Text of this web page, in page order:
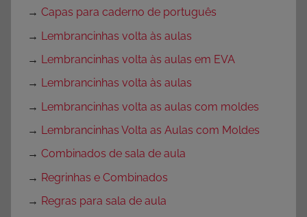
→ Capas para caderno de português
→ Lembrancinhas volta às aulas
→ Lembrancinhas volta às aulas em EVA
→ Lembrancinhas volta às aulas
→ Lembrancinhas volta as aulas com moldes
→ Lembrancinhas Volta as Aulas com Moldes
→ Combinados de sala de aula
→ Regrinhas e Combinados
→ Regras para sala de aula